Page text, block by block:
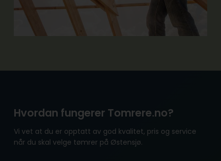
Hvordan fungerer Tomrere.no?
Vi vet at du er opptatt av god kvalitet, pris og service
når du skal velge tømrer på Østensjø.